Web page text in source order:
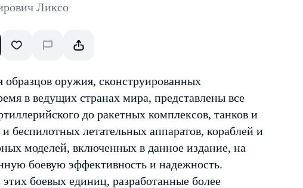
Ликсо
оружия, сконструированных
в ведущих странах мира, представлены все
до ракетных комплексов, танков и
беспилотных летательных аппаратов, кораблей и
моделей, включенных в данное издание, на
боевую эффективность и надежность.
этих боевых единиц, разработанные более